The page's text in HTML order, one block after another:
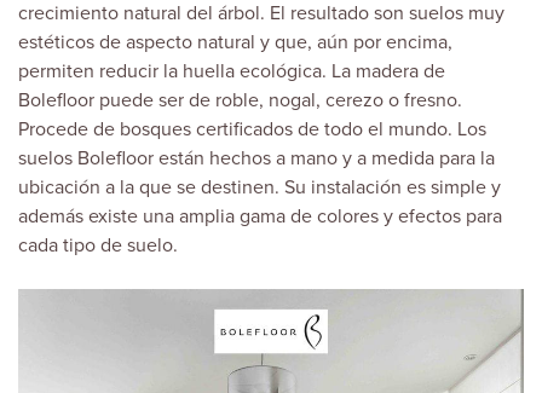
crecimiento natural del árbol. El resultado son suelos muy
estéticos de aspecto natural y que, aún por encima,
permiten reducir la huella ecológica. La madera de
Bolefloor puede ser de roble, nogal, cerezo o fresno.
Procede de bosques certificados de todo el mundo. Los
suelos Bolefloor están hechos a mano y a medida para la
ubicación a la que se destinen. Su instalación es simple y
además existe una amplia gama de colores y efectos para
cada tipo de suelo.